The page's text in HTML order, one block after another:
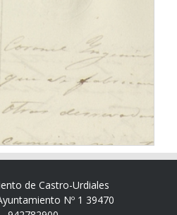
de Castro-Urdiales
Nº 1 39470